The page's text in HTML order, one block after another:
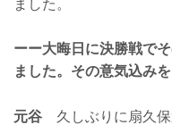
ました。
ーー大晦日に決勝戦で
ました。その意気込み
元谷 久しぶりに扇久保